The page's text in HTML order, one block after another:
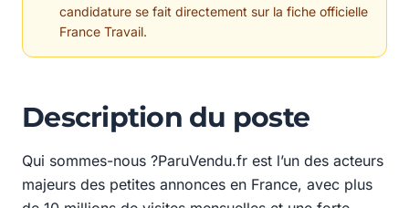
candidature se fait directement sur la fiche officielle
France Travail.
Description du poste
Qui sommes-nous ?ParuVendu.fr est l’un des acteurs
majeurs des petites annonces en France, avec plus